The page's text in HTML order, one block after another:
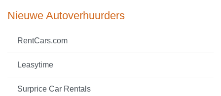
Nieuwe Autoverhuurders
RentCars.com
Leasytime
Surprice Car Rentals